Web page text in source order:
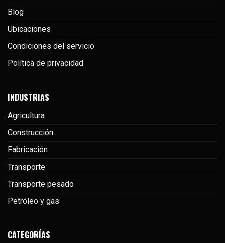
Blog
Ubicaciones
Condiciones del servicio
Política de privacidad
INDUSTRIAS
Agricultura
Construcción
Fabricación
Transporte
Transporte pesado
Petróleo y gas
CATEGORÍAS